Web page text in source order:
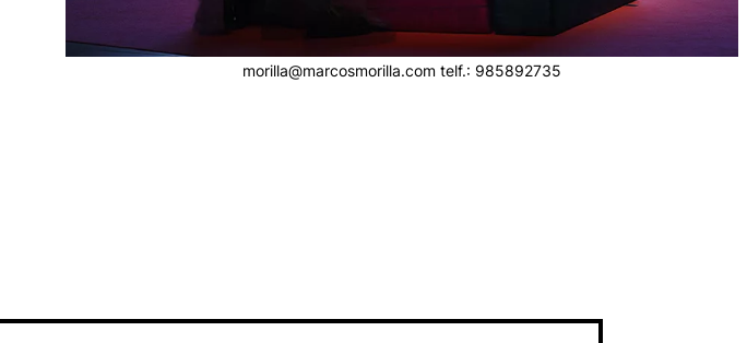
morilla@marcosmorilla.com telf.: 985892735